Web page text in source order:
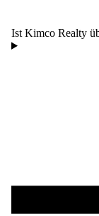
Ist Kimco Realty